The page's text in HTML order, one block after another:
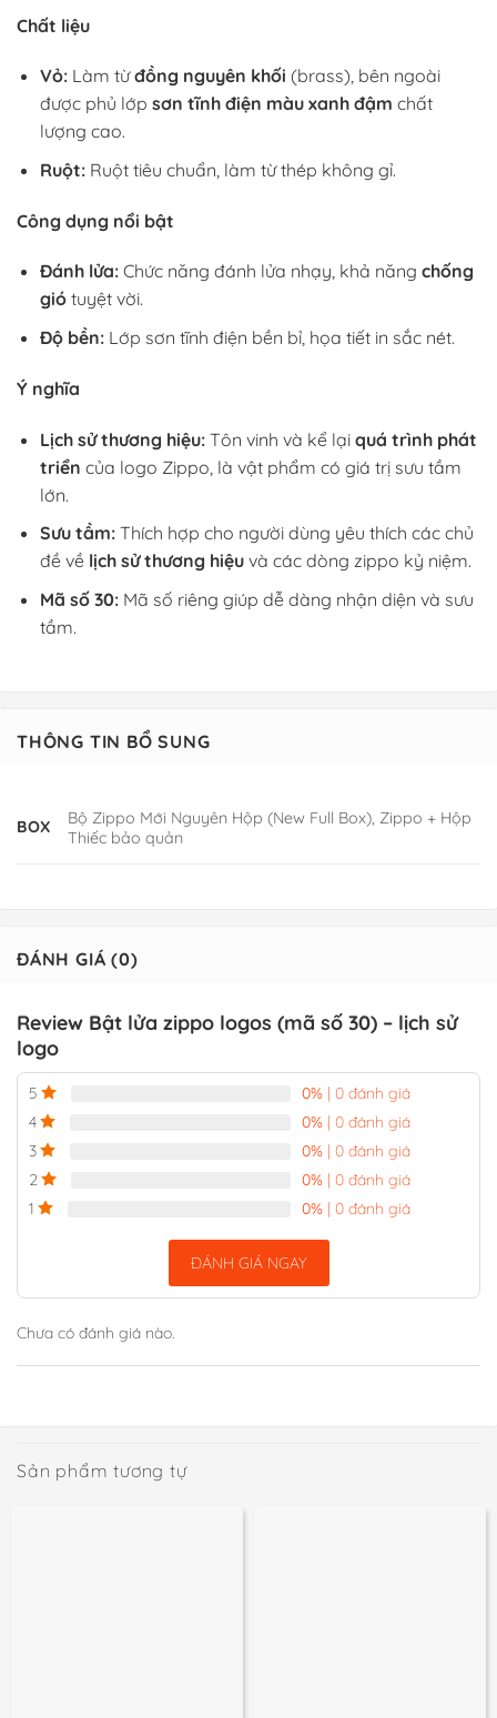
Chất liệu
Vỏ:Làm từđồng nguyên khối (brass), bên ngoài
được phủ lớp sơn tĩnh điện màu xanh đậm chất
lượng cao.
Ruột:Ruột tiêu chuẩn, làm từ thép không gỉ.
Công dụng nổi bật
Đánh lửa:Chức năng đánh lửa nhạy, khả năng chống
giótuyệt vời.
Độ bền:Lớp sơn tĩnh điện bền bỉ, họa tiết in sắc nét.
Ý nghĩa
Lịch sử thương hiệu:Tôn vinh và kể lại quá trình phát
triển của logo Zippo, là vật phẩm có giá trị sưu tầm
lớn.
Sưu tầm:Thích hợp cho người dùng yêu thích các chủ
đề về lịch sử thương hiệuvà các dòng zippo kỷ niệm.
Mã số 30:Mã số riêng giúp dễ dàng nhận diện và sưu
tầm.
THÔNG TIN BỔ SUNG
BOX
Bộ Zippo Mới Nguyên Hộp (New Full Box), Zippo + Hộp
Thiếc bảo quản
ĐÁNH GIÁ (0)
Review Bật lửa zippo logos (mã số 30) – lịch sử
logo
5 0% | 0 đánh giá
4
0% | 0 đánh giá
3
0% | 0 đánh giá
2
0% | 0 đánh giá
1
0% | 0 đánh giá
ĐÁNH GIÁ NGAY
Chưa có đánh giá nào.
Sản phẩm tương tự